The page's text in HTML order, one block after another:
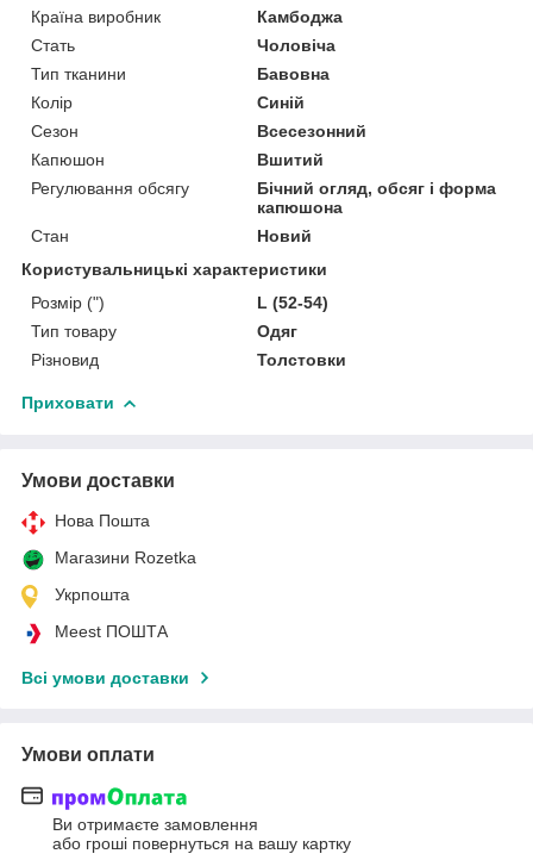
Країна виробник
Камбоджа
Стать
Чоловіча
Тип тканини
Бавовна
Колір
Синій
Сезон
Всесезонний
Капюшон
Вшитий
Регулювання обсягу
Бічний огляд, обсяг і форма
капюшона
Стан
Новий
Користувальницькі характеристики
Розмір (")
L (52-54)
Тип товару
Одяг
Різновид
Толстовки
Приховати
Умови доставки
Нова Пошта
Магазини Rozetka
Укрпошта
Meest ПОШТА
Всі умови доставки
Умови оплати
Ви отримаєте замовлення
або гроші повернуться на вашу картку